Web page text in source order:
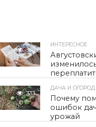
335
ИНТЕРЕСНОЕ
333
ДАЧА И ОГОРОД
Почему
ошибок
урожай